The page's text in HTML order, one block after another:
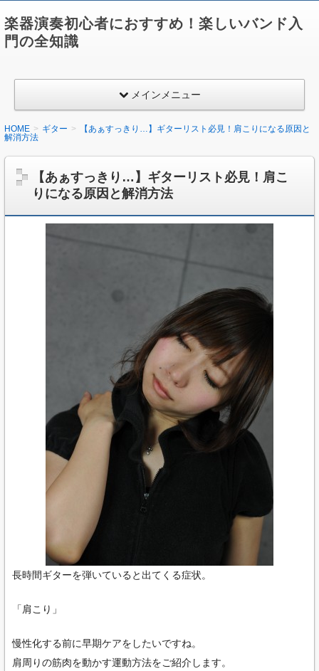
楽器演奏初心者におすすめ！楽しいバンド入
門の全知識
メインメニュー
HOME ギター
【あぁすっきり…】ギターリスト必見！肩こりになる原因と
解消方法
【あぁすっきり…】ギターリスト必見！肩こ
りになる原因と解消方法
長時間ギターを弾いていると出てくる症状。
「肩こり」
慢性化する前に早期ケアをしたいですね。
肩周りの筋肉を動かす運動方法をご紹介します。